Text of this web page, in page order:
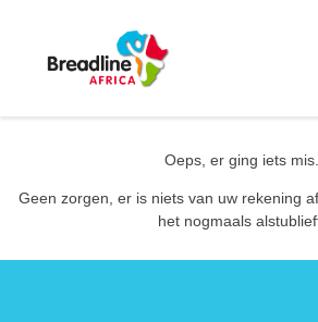
Oeps, er ging iets mis.
Geen zorgen, er is niets van uw rekening
het nogmaals